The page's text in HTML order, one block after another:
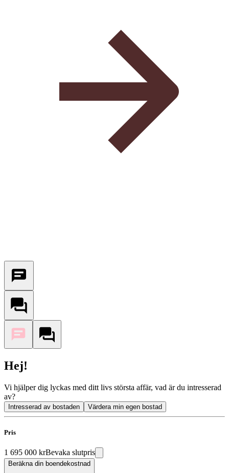
Hej!
Vi hjälper dig lyckas med ditt livs största affär, vad är du intresserad
av?
Intresserad av bostaden Värdera min egen bostad
Pris
1 695 000 krBevaka slutpris
Beräkna din boendekostnad